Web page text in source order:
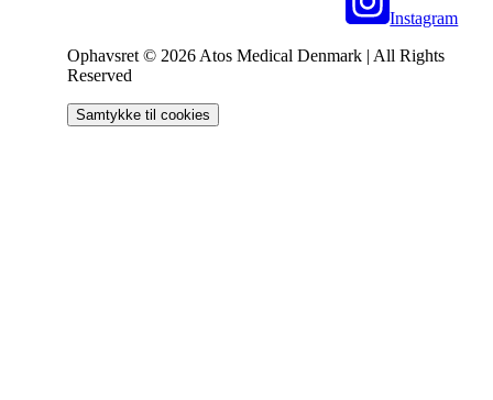
Instagram
Ophavsret © 2026 Atos Medical Denmark | All Rights
Reserved
Samtykke til cookies